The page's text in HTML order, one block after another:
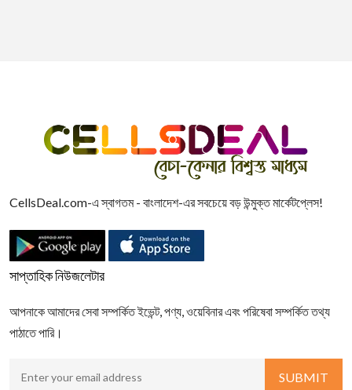
CellsDeal.com-এ স্বাগতম - বাংলাদেশ-এর সবচেয়ে বড় উন্মুক্ত মার্কেটপ্লেস!
সাপ্তাহিক নিউজলেটার
আপনাকে আমাদের সেবা সম্পর্কিত ইভেন্ট, পণ্য, ওয়েবিনার এবং পরিষেবা সম্পর্কিত তথ্য
পাঠাতে পারি।